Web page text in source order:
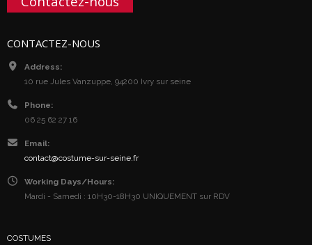
CONTACTEZ-NOUS
Address:
10 rue Jules Vanzuppe, 94200 Ivry sur seine
Phone:
06 25 62 27 16
Email:
contact@costume-sur-seine.fr
Working Days/Hours:
Mardi - Samedi : 10H30-18H30 UNIQUEMENT sur RDV
COSTUMES